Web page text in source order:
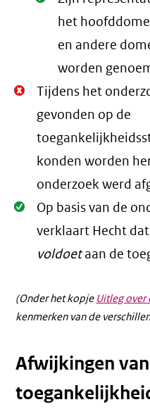
het
en andere
worden
Niet
Oké.
Tijdens het
gevonden op de
konden worden
onderzoek werd
Oké.
Op basis van de
verklaart Hecht
voldoetaan de
(Onder het kopje Uitleg over
kenmerken van de
Afwijkingen